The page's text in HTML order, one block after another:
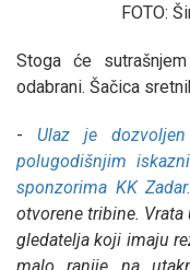
FOTO:
Stoga će
odabrani. Šačica
- Ulaz je
polugodišnjim
sponzorima KK Zadar.
otvorene tribine.
gledatelja koji imaju